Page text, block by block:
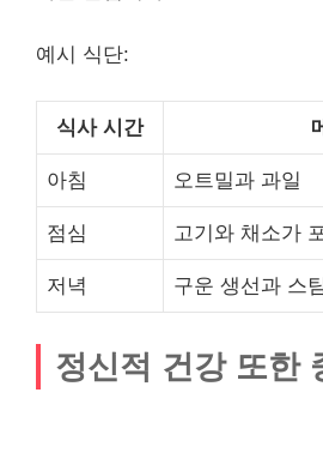
예시 식단:
식사 시간
아침 오트밀과 과일
점심 고기와 채소가
저녁 구운 생선과 스
정신적 건강 또한